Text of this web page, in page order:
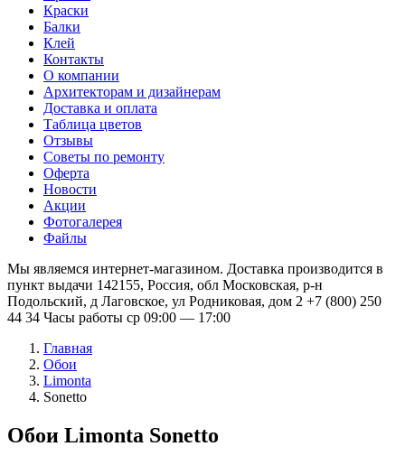
Краски
Балки
Клей
Контакты
О компании
Архитекторам и дизайнерам
Доставка и оплата
Таблица цветов
Отзывы
Советы по ремонту
Оферта
Новости
Акции
Фотогалерея
Файлы
Мы являемся интернет-магазином. Доставка производится в
пункт выдачи 142155, Россия, обл Московская, р-н
Подольский, д Лаговское, ул Родниковая, дом 2 +7 (800) 250
44 34 Часы работы ср 09:00 — 17:00
Главная
Обои
Limonta
Sonetto
Обои Limonta Sonetto